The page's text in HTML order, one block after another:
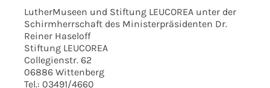
LutherMuseen und Stiftung LEUCOREA unter der
Schirmherrschaft des Ministerpräsidenten Dr.
Reiner Haseloff
Stiftung LEUCOREA
Collegienstr. 62
06886 Wittenberg
Tel.: 03491/4660